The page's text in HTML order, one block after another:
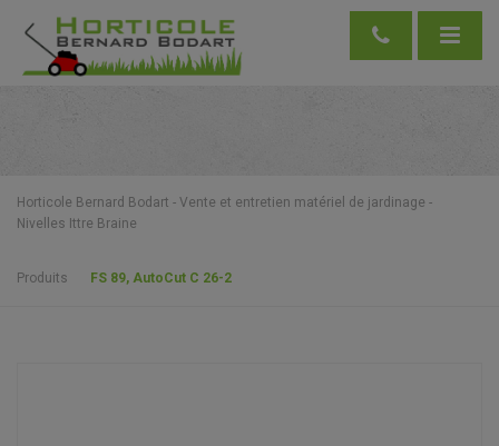
Horticole Bernard Bodart - Vente et entretien matériel de jardinage -
Nivelles Ittre Braine
Produits FS 89, AutoCut C 26-2